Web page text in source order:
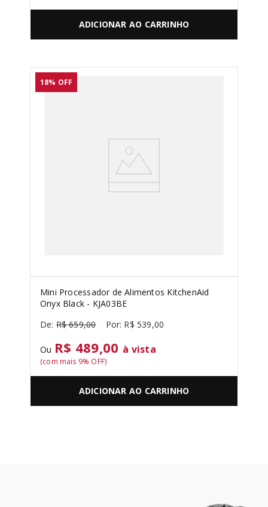
ADICIONAR AO CARRINHO
18% OFF
Mini Processador de Alimentos KitchenAid
Onyx Black - KJA03BE
R$ 659,00 R$ 539,00
Ou R$ 489,00 à vista
(com mais 9% OFF)
ADICIONAR AO CARRINHO